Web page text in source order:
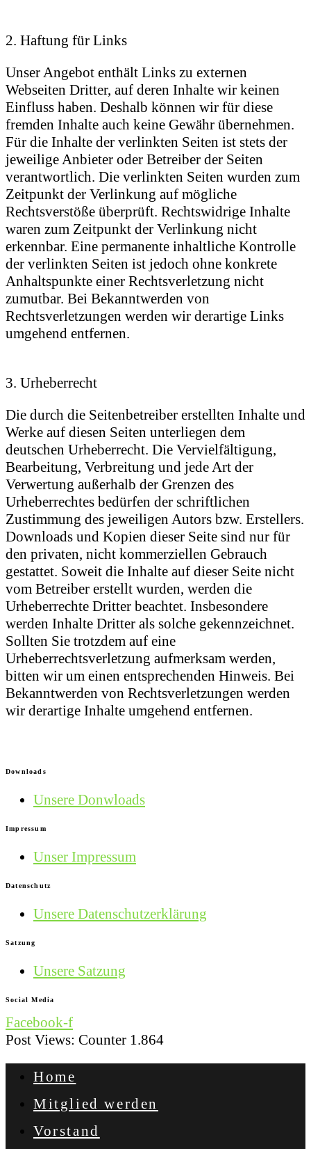
2. Haftung für Links
Unser Angebot enthält Links zu externen
Webseiten Dritter, auf deren Inhalte wir keinen
Einfluss haben. Deshalb können wir für diese
fremden Inhalte auch keine Gewähr übernehmen.
Für die Inhalte der verlinkten Seiten ist stets der
jeweilige Anbieter oder Betreiber der Seiten
verantwortlich. Die verlinkten Seiten wurden zum
Zeitpunkt der Verlinkung auf mögliche
Rechtsverstöße überprüft. Rechtswidrige Inhalte
waren zum Zeitpunkt der Verlinkung nicht
erkennbar. Eine permanente inhaltliche Kontrolle
der verlinkten Seiten ist jedoch ohne konkrete
Anhaltspunkte einer Rechtsverletzung nicht
zumutbar. Bei Bekanntwerden von
Rechtsverletzungen werden wir derartige Links
umgehend entfernen.
3. Urheberrecht
Die durch die Seitenbetreiber erstellten Inhalte und
Werke auf diesen Seiten unterliegen dem
deutschen Urheberrecht. Die Vervielfältigung,
Bearbeitung, Verbreitung und jede Art der
Verwertung außerhalb der Grenzen des
Urheberrechtes bedürfen der schriftlichen
Zustimmung des jeweiligen Autors bzw. Erstellers.
Downloads und Kopien dieser Seite sind nur für
den privaten, nicht kommerziellen Gebrauch
gestattet. Soweit die Inhalte auf dieser Seite nicht
vom Betreiber erstellt wurden, werden die
Urheberrechte Dritter beachtet. Insbesondere
werden Inhalte Dritter als solche gekennzeichnet.
Sollten Sie trotzdem auf eine
Urheberrechtsverletzung aufmerksam werden,
bitten wir um einen entsprechenden Hinweis. Bei
Bekanntwerden von Rechtsverletzungen werden
wir derartige Inhalte umgehend entfernen.
Downloads
Unsere Donwloads
Impressum
Unser Impressum
Datenschutz
Unsere Datenschutzerklärung
Satzung
Unsere Satzung
Social Media
Facebook-f
Post Views: Counter 1.864
Home
Mitglied werden
Vorstand